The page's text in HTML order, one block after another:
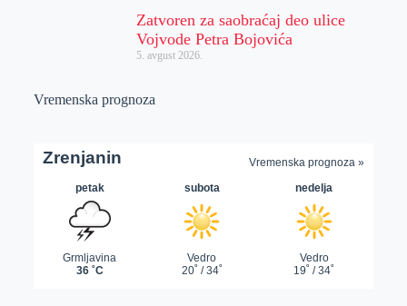
Zatvoren za saobraćaj deo ulice
Vojvode Petra Bojovića
5. avgust 2026.
Vremenska prognoza